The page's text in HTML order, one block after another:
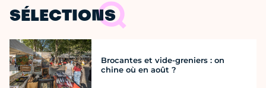
SÉLECTIONS
Brocantes et vide-greniers : on
chine où en août ?